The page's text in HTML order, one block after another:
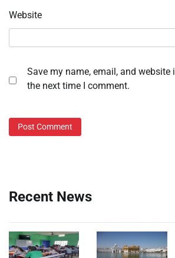
Website
Save my name, email, and website
the next time I comment.
Recent News